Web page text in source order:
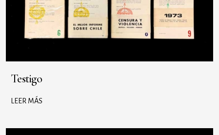
Testigo
LEER MÁS